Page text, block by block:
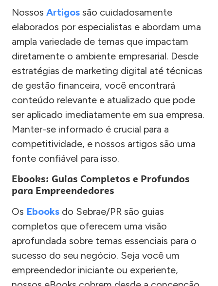
Nossos Artigos são cuidadosamente
elaborados por especialistas e abordam uma
ampla variedade de temas que impactam
diretamente o ambiente empresarial. Desde
estratégias de marketing digital até técnicas
de gestão financeira, você encontrará
conteúdo relevante e atualizado que pode
ser aplicado imediatamente em sua empresa.
Manter-se informado é crucial para a
competitividade, e nossos artigos são uma
fonte confiável para isso.
Ebooks: Guias Completos e Profundos
para Empreendedores
Os Ebooks do Sebrae/PR são guias
completos que oferecem uma visão
aprofundada sobre temas essenciais para o
sucesso do seu negócio. Seja você um
empreendedor iniciante ou experiente,